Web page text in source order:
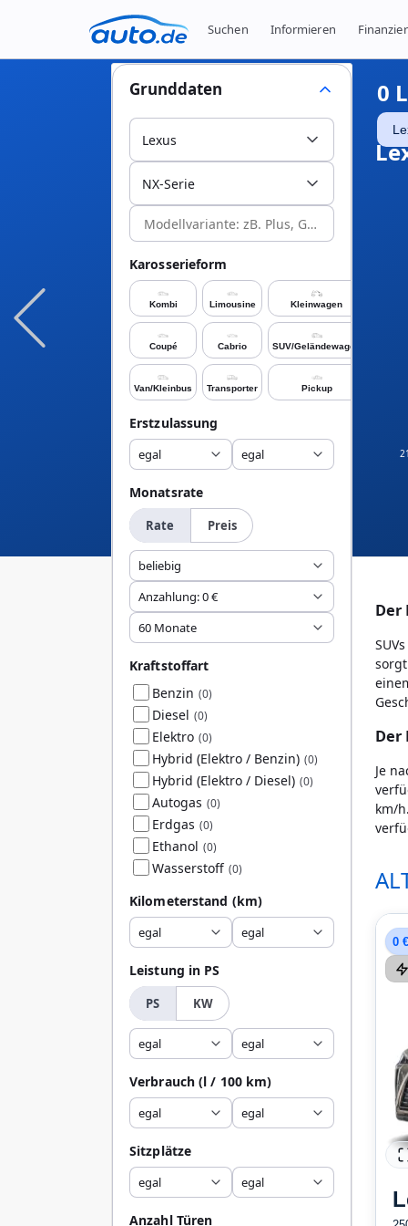
Suchen Informieren
0
Grunddaten
Lexus
NX-Serie
Karosserieform
Kombi Limousine Kleinwagen
Coupé Cabrio SUV/Geländewagen
Van/Kleinbus Transporter Pickup
Erstzulassung
egal egal
Monatsrate
Rate Preis
beliebig
Anzahlung: 0 €
60 Monate
Kraftstoffart
Benzin (0)
Diesel (0)
Elektro (0)
Hybrid (Elektro / Benzin) (0)
Hybrid (Elektro / Diesel) (0)
Autogas (0)
Erdgas (0)
Ethanol (0)
Wasserstoff (0)
Kilometerstand (km)
egal egal
Leistung in PS
PS KW
egal egal
Verbrauch(l / 100 km)
egal egal
Sitzplätze
egal egal
Anzahl Türen
Der
Der
Je
km/
0